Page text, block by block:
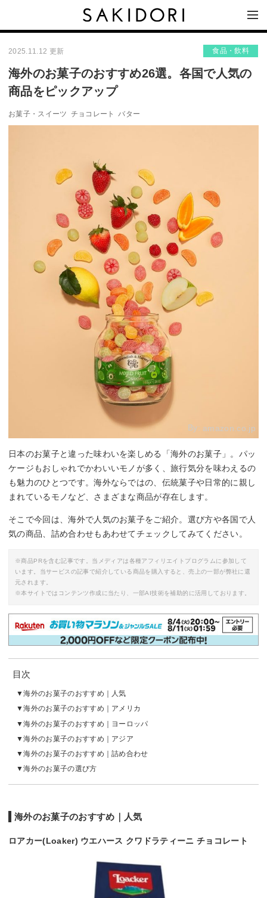
2025.11.12 更新 食品・飲料
海外のお菓子のおすすめ26選。各国で人気の
商品をピックアップ
お菓子・スイーツ チョコレート バター
By: amazon.co.jp
日本のお菓子と違った味わいを楽しめる「海外のお菓子」。パッ
ケージもおしゃれでかわいいモノが多く、旅行気分を味わえるの
も魅力のひとつです。海外ならではの、伝統菓子や日常的に親し
まれているモノなど、さまざまな商品が存在します。
そこで今回は、海外で人気のお菓子をご紹介。選び方や各国で人
気の商品、詰め合わせもあわせてチェックしてみてください。
※商品PRを含む記事です。当メディアは各種アフィリエイトプログラムに参加して
います。当サービスの記事で紹介している商品を購入すると、売上の一部が弊社に還
元されます。
※本サイトではコンテンツ作成に当たり、一部AI技術を補助的に活用しております。
目次
海外のお菓子のおすすめ｜人気
海外のお菓子のおすすめ｜アメリカ
海外のお菓子のおすすめ｜ヨーロッパ
海外のお菓子のおすすめ｜アジア
海外のお菓子のおすすめ｜詰め合わせ
海外のお菓子の選び方
海外のお菓子のおすすめ｜人気
ロアカー(Loaker) ウエハース クワドラティーニ チョコレート